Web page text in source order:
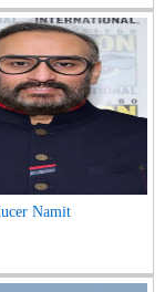
Namit